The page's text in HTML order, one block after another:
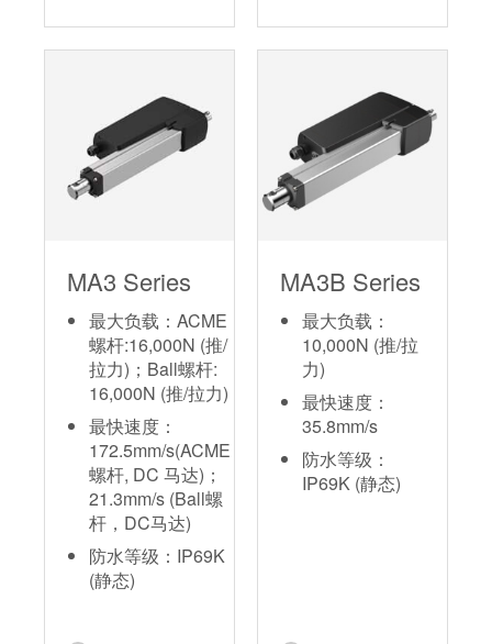
MA3 Series
最大负载：ACME
螺杆:16,000N (推/
拉力)；Ball螺杆:
16,000N (推/拉力)
最快速度：
172.5mm/s(ACME
螺杆, DC 马达)；
21.3mm/s (Ball螺
杆，DC马达)
防水等级：IP69K
(静态)
MA3B Series
最大负载：
10,000N (推/拉
力)
最快速度：
35.8mm/s
防水等级：
IP69K (静态)